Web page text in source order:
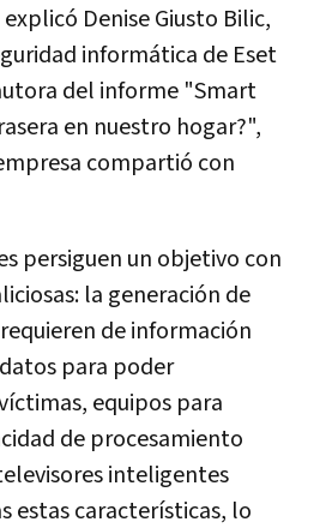
Denise Giusto Bilic,
informática de Eset
del informe "Smart
en nuestro hogar?",
compartió con
persiguen un objetivo con
la generación de
de información
para poder
equipos para
de procesamiento
inteligentes
estas características, lo